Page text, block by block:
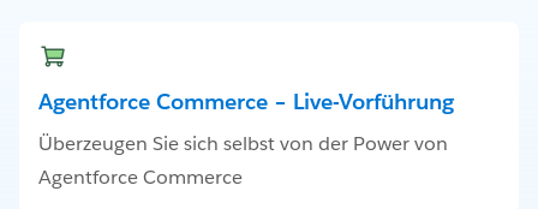
Agentforce Commerce – Live-Vorführung
Überzeugen Sie sich selbst von der Power von
Agentforce Commerce